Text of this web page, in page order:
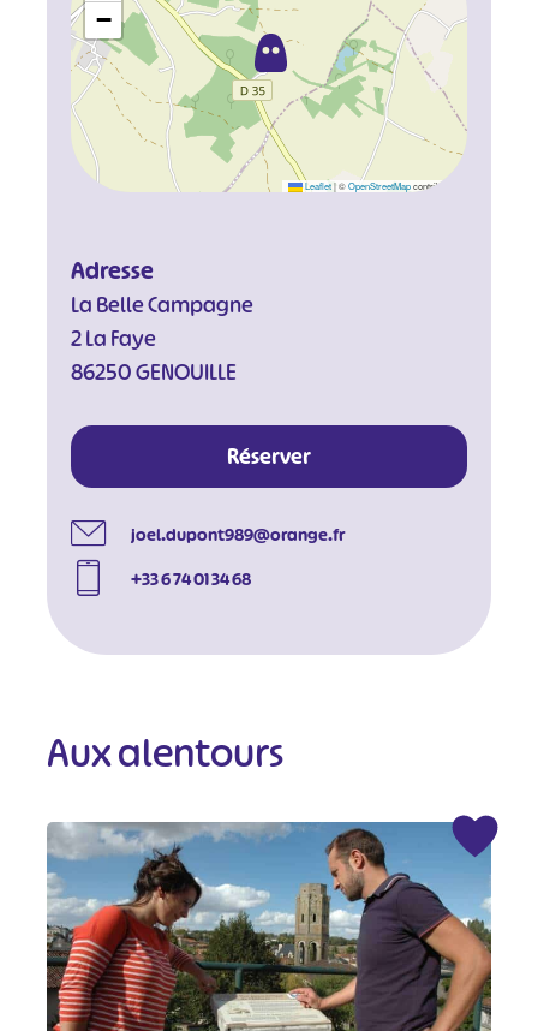
−
Leaflet |©OpenStreetMapcontributors
Adresse
La Belle Campagne
2 La Faye
86250 GENOUILLE
Réserver
joel.dupont989@orange.fr
+33 6 74 01 34 68
Aux alentours